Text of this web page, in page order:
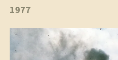
1977